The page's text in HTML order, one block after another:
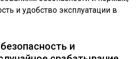
и удобство эксплуатации в
и